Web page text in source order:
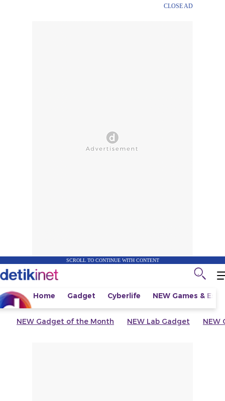
CLOSE AD
SCROLL TO CONTINUE WITH CONTENT
Home Gadget Cyberlife NEW Games &
NEW Gadget of the Month NEW Lab Gadget NEW